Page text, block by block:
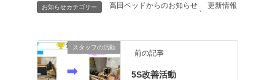
お知らせカテゴリー 高田ベッドからのお知らせ 、 更新情報
スタッフの活動
前の記事
5S改善活動